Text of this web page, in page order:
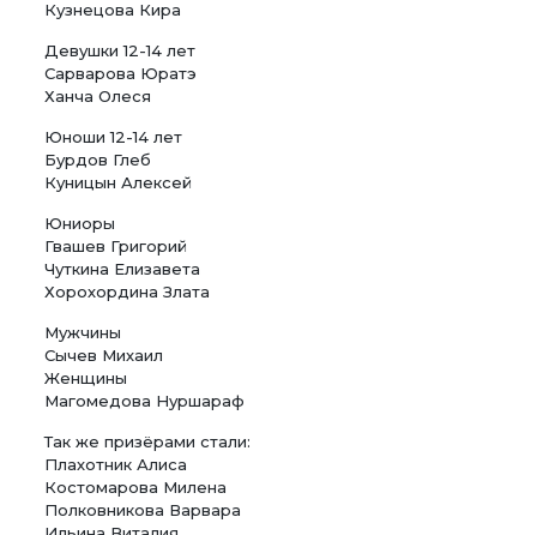
Кузнецова Кира
Девушки 12-14 лет
Сарварова Юратэ
Ханча Олеся
Юноши 12-14 лет
Бурдов Глеб
Куницын Алексей
Юниоры
Гвашев Григорий
Чуткина Елизавета
Хорохордина Злата
Мужчины
Сычев Михаил
Женщины
Магомедова Нуршараф
Так же призёрами стали:
Плахотник Алиса
Костомарова Милена
Полковникова Варвара